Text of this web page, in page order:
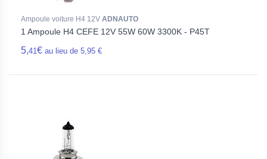
Ampoule voiture H4 12V ADNAUTO
1 Ampoule H4 CEFE 12V 55W 60W 3300K - P45T
5,41€ au lieu de 5,95 €